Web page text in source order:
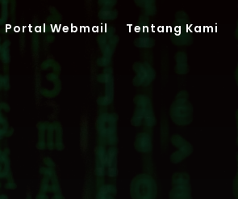
Portal Webmail Tentang Kami